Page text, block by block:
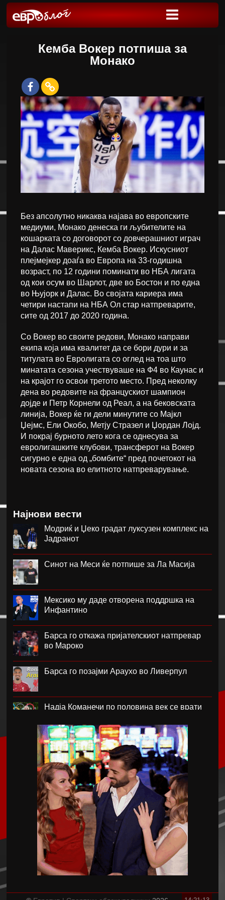
Кемба Вокер потпиша за
Монако
Без апсолутно никаква најава во европските
медиуми, Монако денеска ги љубителите на
кошарката со договорот со довчерашниот играч
на Далас Маверикс, Кемба Вокер. Искусниот
плејмејкер доаѓа во Европа на 33-годишна
возраст, по 12 години поминати во НБА лигата
од кои осум во Шарлот, две во Бостон и по една
во Њујорк и Далас. Во својата кариера има
четири настапи на НБА Ол стар натпреварите,
сите од 2017 до 2020 година.
Со Вокер во своите редови, Монако направи
екипа која има квалитет да се бори дури и за
титулата во Евролигата со оглед на тоа што
минатата сезона учествуваше на Ф4 во Каунас и
на крајот го освои третото место. Пред неколку
дена во редовите на францускиот шампион
дојде и Петр Корнели од Реал, а на бековската
линија, Вокер ќе ги дели минутите со Мајкл
Џејмс, Ели Окобо, Метју Стразел и Џордан Лојд.
И покрај бурното лето кога се однесува за
евролигашките клубови, трансферот на Вокер
сигурно е една од „бомбите“ пред почетокот на
новата сезона во елитното натпреварување.
Најнови вести
Модриќ и Џеко градат луксузен комплекс на
Јадранот
Синот на Меси ќе потпише за Ла Масија
Мексико му даде отворена поддршка на
Инфантино
Барса го откажа пријателскиот натпревар
во Мароко
Барса го позајми Араухо во Ливерпул
Надја Команечи по половина век се врати
ФК Пелистер со заштитен бренд по 81
година постоење !
Артета: Мојот Арсенал учи од грешките
Лука Зидан се раздели со Гранада
Џеронимо Рули е нов втор голман на Сити
издание